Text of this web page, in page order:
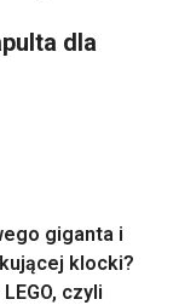
dla
giganta i
klocki?
czyli